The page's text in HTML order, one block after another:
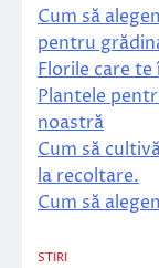
Cum să
pentru
Florile care
Plantele
noastră
Cum să
la recoltare.
Cum să
STIRI